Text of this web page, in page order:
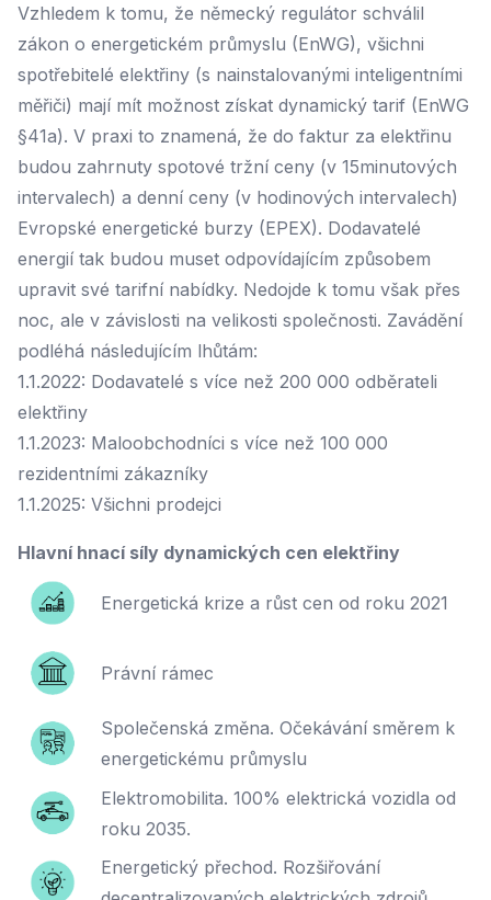
Vzhledem k tomu, že německý regulátor schválil
zákon o energetickém průmyslu (EnWG), všichni
spotřebitelé elektřiny (s nainstalovanými inteligentními
měřiči) mají mít možnost získat dynamický tarif (EnWG
§41a). V praxi to znamená, že do faktur za elektřinu
budou zahrnuty spotové tržní ceny (v 15minutových
intervalech) a denní ceny (v hodinových intervalech)
Evropské energetické burzy (EPEX). Dodavatelé
energií tak budou muset odpovídajícím způsobem
upravit své tarifní nabídky. Nedojde k tomu však přes
noc, ale v závislosti na velikosti společnosti. Zavádění
podléhá následujícím lhůtám:
1.1.2022: Dodavatelé s více než 200 000 odběrateli
elektřiny
1.1.2023: Maloobchodníci s více než 100 000
rezidentními zákazníky
1.1.2025: Všichni prodejci
Hlavní hnací síly dynamických cen elektřiny
Energetická krize a růst cen od roku 2021
Právní rámec
Společenská změna. Očekávání směrem k
energetickému průmyslu
Elektromobilita. 100% elektrická vozidla od
roku 2035.
Energetický přechod. Rozšiřování